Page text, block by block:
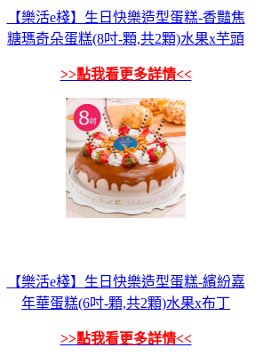
【樂活e棧】生日快樂造型蛋糕-香豔焦
糖瑪奇朵蛋糕(8吋-顆,共2顆)水果x芋頭
>>點我看更多詳情<<
【樂活e棧】生日快樂造型蛋糕-繽紛嘉
年華蛋糕(6吋-顆,共2顆)水果x布丁
>>點我看更多詳情<<